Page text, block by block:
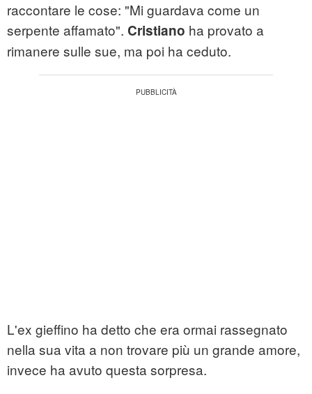
raccontare le cose: "Mi guardava come un
serpente affamato". Cristiano ha provato a
rimanere sulle sue, ma poi ha ceduto.
L'ex gieffino ha detto che era ormai rassegnato
nella sua vita a non trovare più un grande amore,
invece ha avuto questa sorpresa.